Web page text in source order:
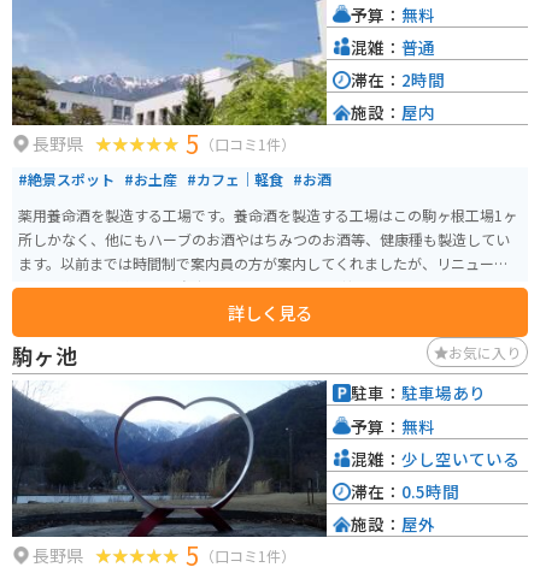
長野県 5 （口コミ1件）
#絶景スポット #お土産 #カフェ｜軽食 #お酒
薬用養命酒を製造する工場です。養命酒を製造する工場はこの駒ヶ根工場1ヶ
所しかなく、他にもハーブのお酒やはちみつのお酒等、健康種も製造してい
ます。以前までは時間制で案内員の方が案内してくれましたが、リニューア
ルしてからは予約不要・自由見学となりました。 養命酒やハーブのお酒、黒
酢などの試飲コーナー、お土産を購入できる店にカフェスペースもありま
す。工場からは中央アルプスと南アルプスを見ることもでき、敷地内には健康
の森という広大な散策コースもあり、森林浴をしながら気分転換もできま
す。
詳しく見る
予算： 無料
混雑： 普通
滞在： 2時間
施設： 屋内
駒ヶ池 お気に入り
長野県 5 （口コミ1件）
駐車： 駐車場あり
予算： 無料
混雑： 少し空いている
滞在： 0.5時間
施設： 屋外